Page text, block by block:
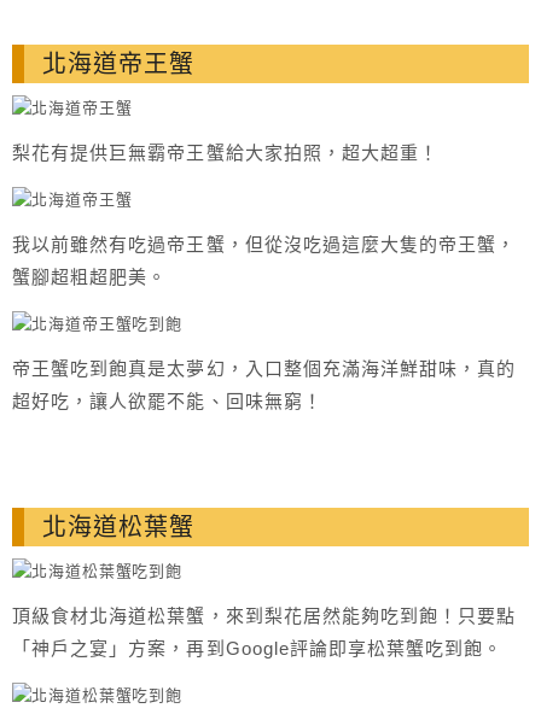
北海道帝王蟹
梨花有提供巨無霸帝王蟹給大家拍照，超大超重！
我以前雖然有吃過帝王蟹，但從沒吃過這麼大隻的帝王蟹，
蟹腳超粗超肥美。
帝王蟹吃到飽真是太夢幻，入口整個充滿海洋鮮甜味，真的
超好吃，讓人欲罷不能、回味無窮！
北海道松葉蟹
頂級食材北海道松葉蟹，來到梨花居然能夠吃到飽！只要點
「神戶之宴」方案，再到Google評論即享松葉蟹吃到飽。